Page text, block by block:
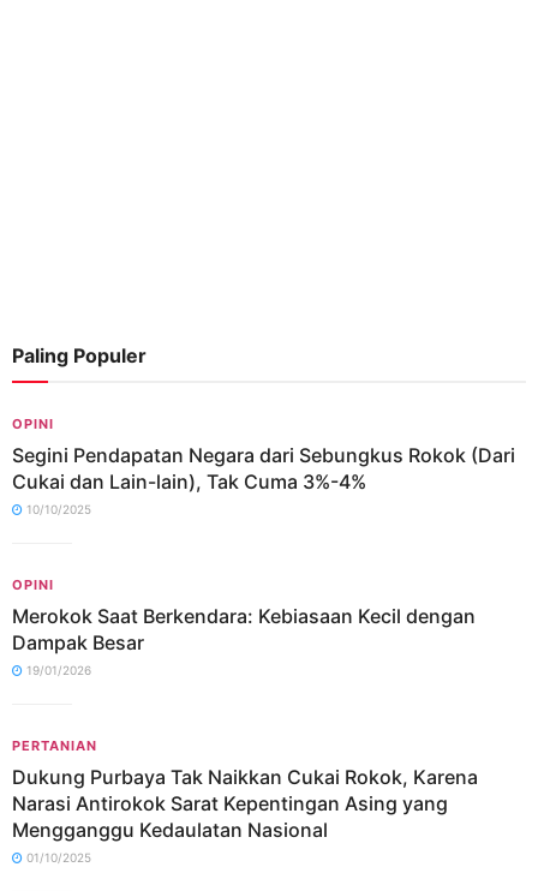
Paling Populer
OPINI
Segini Pendapatan Negara dari Sebungkus Rokok (Dari
Cukai dan Lain-lain), Tak Cuma 3%-4%
10/10/2025
OPINI
Merokok Saat Berkendara: Kebiasaan Kecil dengan
Dampak Besar
19/01/2026
PERTANIAN
Dukung Purbaya Tak Naikkan Cukai Rokok, Karena
Narasi Antirokok Sarat Kepentingan Asing yang
Mengganggu Kedaulatan Nasional
01/10/2025